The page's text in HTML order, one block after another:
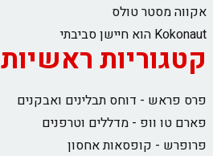
אקווה מסטר טולס
Kokonaut הוא חיישן סביבתי
קטגוריות ראשיות
פרס פראש - דוחס תבלינים ואבקנים
פארם טו וופ - מדללים וטרפנים
פרופרש - קופסאות אחסון